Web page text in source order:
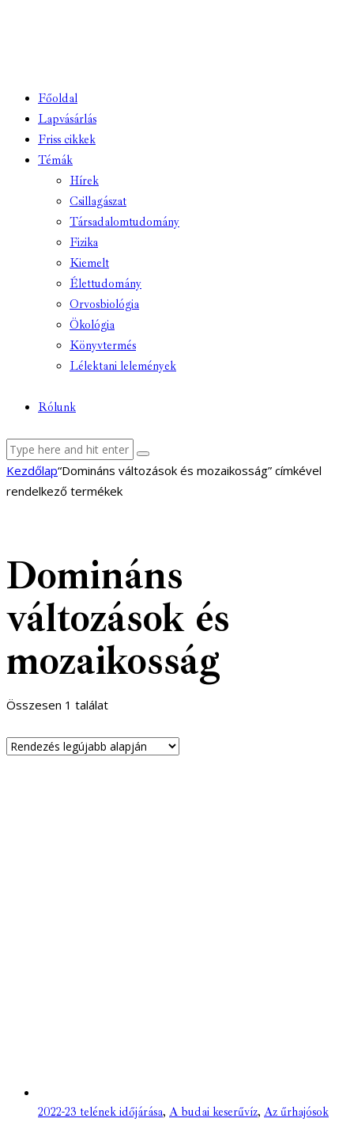
Főoldal
Lapvásárlás
Friss cikkek
Témák
Hírek
Csillagászat
Társadalomtudomány
Fizika
Kiemelt
Élettudomány
Orvosbiológia
Ökológia
Könyvtermés
Lélektani lelemények
Rólunk
facebook-
1
youtube-
1
email
Kezdőlap“Domináns változások és mozaikosság” címkével
rendelkező termékek
Domináns
változások és
mozaikosság
Összesen 1 találat
2022-23 telének időjárása, A budai keserűvíz, Az űrhajósok